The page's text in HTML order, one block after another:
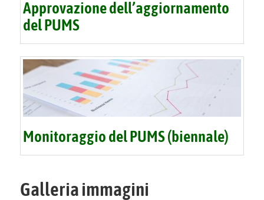
Approvazione dell’aggiornamento
del PUMS
Monitoraggio del PUMS (biennale)
Galleria immagini